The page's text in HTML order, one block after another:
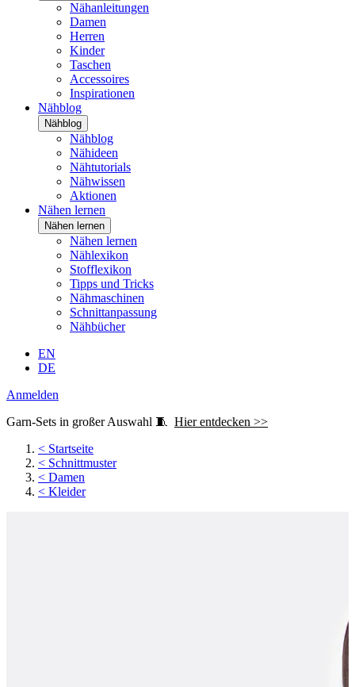
Nähanleitungen
Damen
Herren
Kinder
Taschen
Accessoires
Inspirationen
Nähblog
Nähblog
Nähblog
Nähideen
Nähtutorials
Nähwissen
Aktionen
Nähen lernen
Nähen lernen
Nähen lernen
Nählexikon
Stofflexikon
Tipps und Tricks
Nähmaschinen
Schnittanpassung
Nähbücher
EN
DE
Anmelden
Garn-Sets in großer Auswahl 🧵 Hier entdecken >>
< Startseite
< Schnittmuster
< Damen
< Kleider